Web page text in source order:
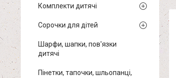
Комплекти дитячі
Сорочки для дітей
Шарфи, шапки, пов'язки
дитячі
Пінетки, тапочки, шльопанці,